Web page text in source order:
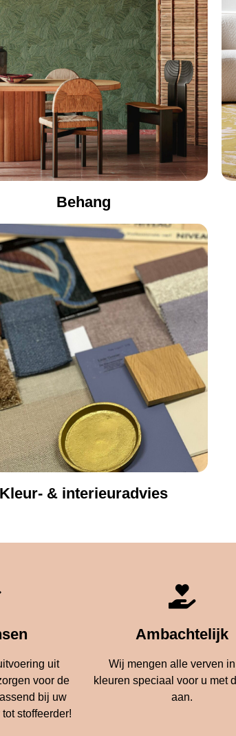
Behang
Kleur- & interieuradvies
uit
voor de
bij uw
stoffeerder!
Ambachtelijk
Wij mengen alle verven
kleuren speciaal voor u met
aan.